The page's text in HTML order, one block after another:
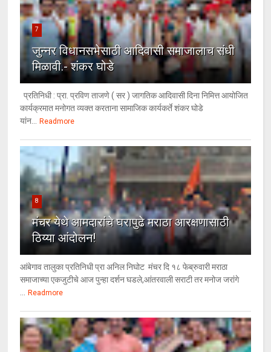
7
जुन्नर विधानसभेसाठी आदिवासी समाजालाच संधी
मिळावी.- शंकर घोडे
प्रतिनिधी : प्रा. प्रविण ताजणे ( सर ) जागतिक आदिवासी दिना निमित्त आयोजित
कार्यक्रमात मनोगत व्यक्त करताना सामाजिक कार्यकर्ते शंकर घोडे
यांन... Readmore
8
मंचर येथे आमदारांचे घरापुढे मराठा आरक्षणासाठी
ठिय्या आंदोलन!
आंबेगाव तालुका प्रतिनिधी प्रा अनिल निघोट मंचर दि १८ फेब्रुवारी मराठा
समाजाच्या एकजुटीचे आज पुन्हा दर्शन घडले,आंतरवाली सराटी तर मनोज जरांगे
... Readmore